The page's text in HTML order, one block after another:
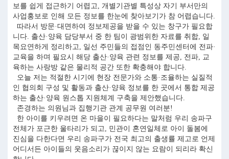
보를 쉽게 접근하기 어렵고, 개별기관별 특성상 자기 부서만의
사업홍보로 인해 모든 정보를 한눈에 찾아보기가 참 어렵습니다.
따라서 방문·대면하여 정보제공을 받을 수 있는 창구가 필요합
니다. 출산·양육 담당부서 중 한 팀이 광범위한 자료를 취합, 일
목요연하게 정리하고, 일선 주민들의 접점인 동주민센터에 전파·
교육을 하며 필요시 해당 출산·양육 관련 정보를 제공, 전파, 교
육하는 사랑방 같은 물리적 공간 또한 확충해야 합니다.
오늘 저는 적절한 시기에 현장 전문가와 소통·조율하는 실질적
인 협의회 구성 및 활동과 출산·양육 정보를 한 곳에서 통합 제공
하는 출산·양육 원스톱 지원체계 구축을 제안했습니다.
존경하는 의원님과 집행기관 관계 공무원 여러분!
한 아이를 키우려면 온 마을이 필요하다는 말처럼 우리 송파구
전체가 포근한 울타리가 되고, 민관이 혼연일체로 아이 돌봄에
진심을 다한다면 우리 송파구가 전국 최고의 출생률 제고로 언제
어디서든 아이들의 웃음소리가 끊이지 않는 요람이 되리라 확신